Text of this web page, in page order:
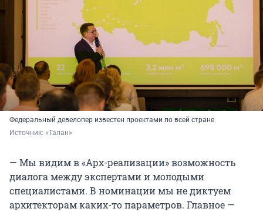
Федеральный девелопер известен проектами по всей стране
Источник: «Талан»
— Мы видим в «Арх-реализации» возможность
диалога между экспертами и молодыми
специалистами. В номинации мы не диктуем
архитекторам каких-то параметров. Главное —